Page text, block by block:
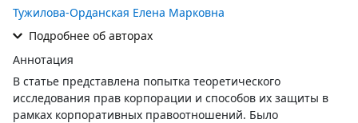
Тужилова-Орданская Елена Марковна
Подробнее об авторах
Аннотация
В статье представлена попытка теоретического
исследования прав корпорации и способов их защиты в
рамках корпоративных правоотношений. Было